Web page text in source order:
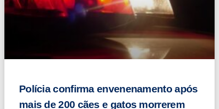
Polícia confirma envenenamento após
mais de 200 cães e gatos morrerem